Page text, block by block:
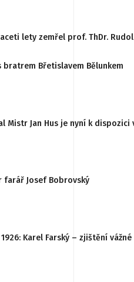
lety zemřel prof. ThDr.
bratrem Břetislavem Bělunkem
Mistr Jan Hus je nyní k
farář Josef Bobrovský
Karel Farský – zjištění